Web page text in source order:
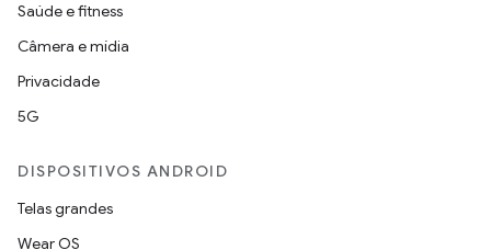
Saúde e fitness
Câmera e mídia
Privacidade
5G
DISPOSITIVOS ANDROID
Telas grandes
Wear OS